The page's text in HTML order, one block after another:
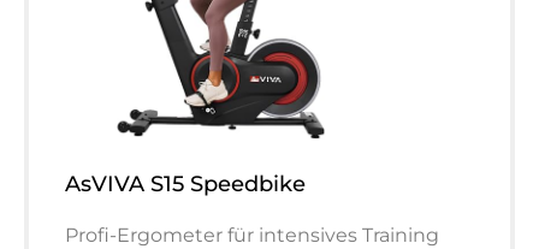
AsVIVA S15 Speedbike
Profi-Ergometer für intensives Training